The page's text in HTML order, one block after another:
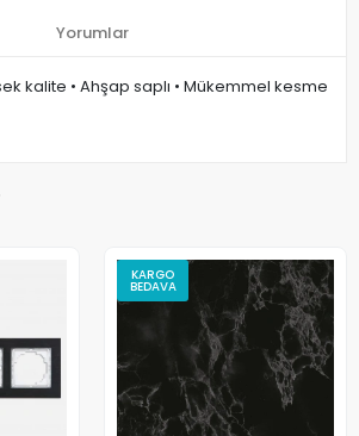
Yorumlar
kalite • Ahşap saplı • Mükemmel kesme
KARGO
BEDAVA